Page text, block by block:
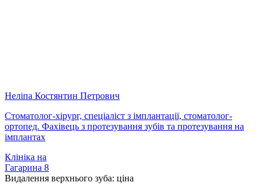
Неліпа Костянтин Петрович
Стоматолог-хірург, спеціаліст з імплантації, стоматолог-
ортопед. Фахівець з протезування зубів та протезування на
імплантах
Клініка на
Гагарина 8
Видалення верхнього зуба: ціна